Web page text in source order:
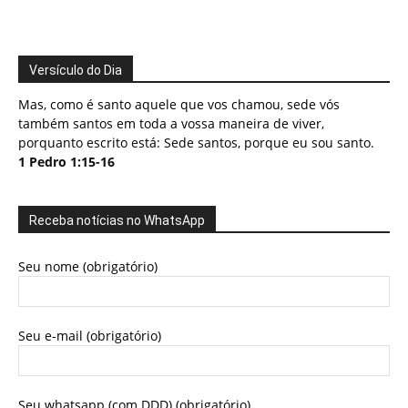
Versículo do Dia
Mas, como é santo aquele que vos chamou, sede vós
também santos em toda a vossa maneira de viver,
porquanto escrito está: Sede santos, porque eu sou santo.
1 Pedro 1:15-16
Receba notícias no WhatsApp
Seu nome (obrigatório)
Seu e-mail (obrigatório)
Seu whatsapp (com DDD) (obrigatório)